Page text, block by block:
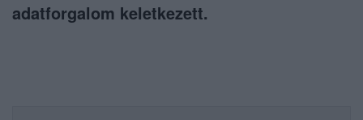
adatforgalom keletkezett.